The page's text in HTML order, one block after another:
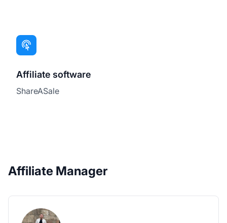
Affiliate software
ShareASale
Affiliate Manager